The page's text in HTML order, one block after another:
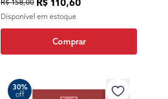
R$ 158,00 R$ 110,60
Disponível em estoque
Comprar
30%
off